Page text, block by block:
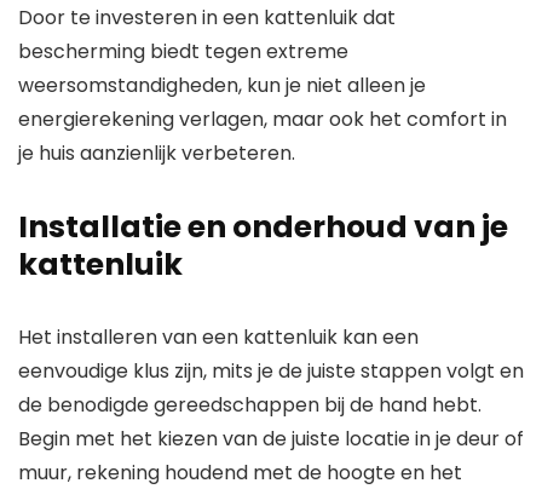
Door te investeren in een kattenluik dat
bescherming biedt tegen extreme
weersomstandigheden, kun je niet alleen je
energierekening verlagen, maar ook het comfort in
je huis aanzienlijk verbeteren.
Installatie en onderhoud van je
kattenluik
Het installeren van een kattenluik kan een
eenvoudige klus zijn, mits je de juiste stappen volgt en
de benodigde gereedschappen bij de hand hebt.
Begin met het kiezen van de juiste locatie in je deur of
muur, rekening houdend met de hoogte en het